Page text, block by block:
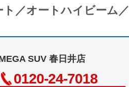
／オートハイビーム／
SUV 春日井店
0120-24-7018